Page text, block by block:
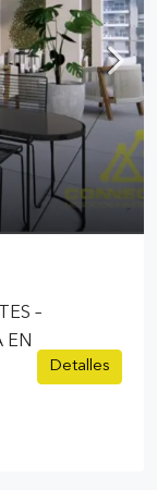
–
EN
Detalles